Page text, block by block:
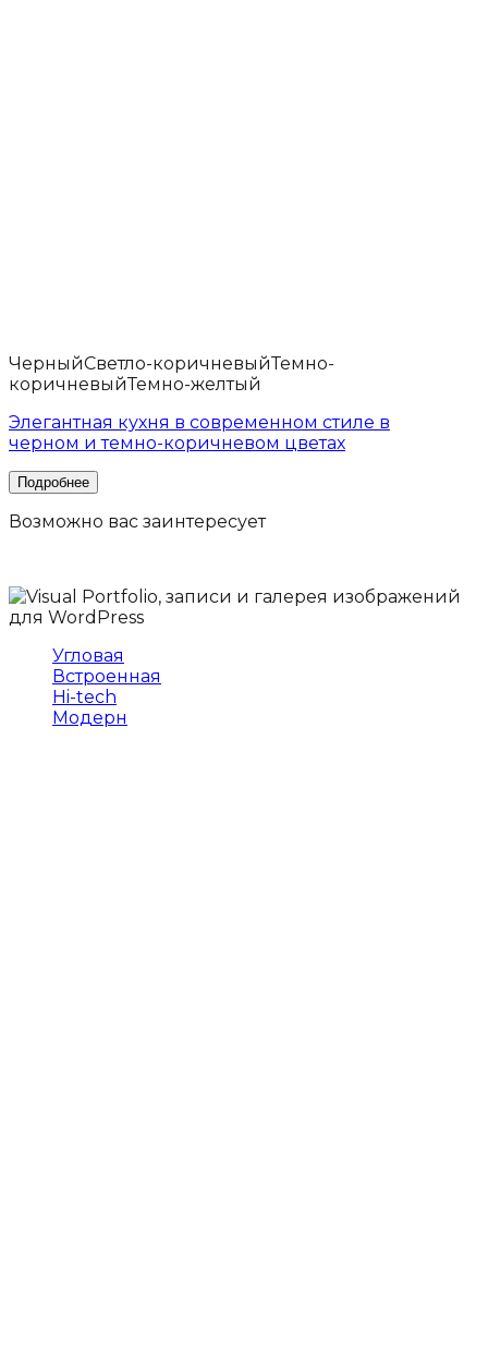
ЧерныйСветло-коричневыйТемно-
коричневыйТемно-желтый
Элегантная кухня в современном стиле в
черном и темно-коричневом цветах
Возможно вас заинтересует
Угловая
Встроенная
Hi-tech
Модерн